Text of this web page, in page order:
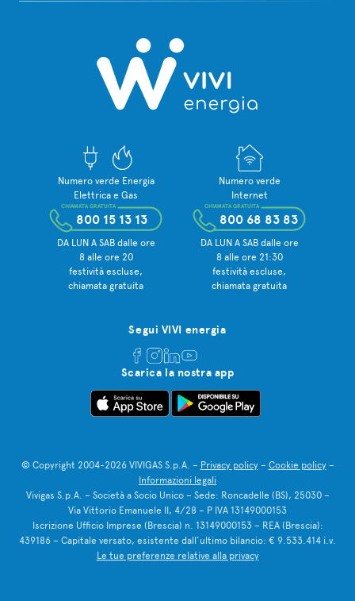
Numero verde Energia
Elettrica e Gas
800 15 13 13
CHIAMATA GRATUITA
DA LUN A SAB dalle ore
8 alle ore 20
festività escluse,
chiamata gratuita
Numero verde
Internet
800 68 83 83
CHIAMATA GRATUITA
DA LUN A SAB dalle ore
8 alle ore 21:30
festività escluse,
chiamata gratuita
Segui VIVI energia
Scarica la nostra app
© Copyright 2004-2026 VIVIGAS S.p.A. – Privacy policy– Cookie policy–
Informazioni legali
Vivigas S.p.A. – Società a Socio Unico – Sede: Roncadelle (BS), 25030 –
Via Vittorio Emanuele II, 4/28 – P IVA 13149000153
Iscrizione Ufficio Imprese (Brescia) n. 13149000153 – REA (Brescia):
439186 – Capitale versato, esistente dall’ultimo bilancio: € 9.533.414 i.v.
Le tue preferenze relative alla privacy